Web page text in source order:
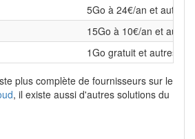
5Go à 24€/an et autres
15Go à 10€/an et autres
1Go gratuit et autres
plus complète de fournisseurs sur le
, il existe aussi d'autres solutions du